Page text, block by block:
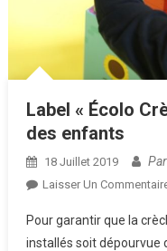
Label « Écolo
des enfants
18 Juillet 2019 Par
Laisser Un
Pour garantir que la
installés soit dépourvue